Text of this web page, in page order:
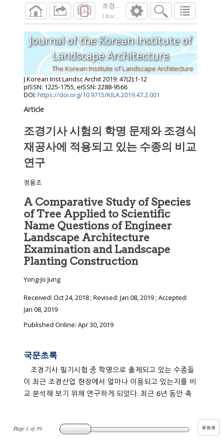
J Korean Inst Landsc Archit 2019; 47
Page 1 of39
Journal of the Korean Institute of
Landscape Architecture
The Korean Institute of Landscape Architecture
J Korean Inst Landsc Archit2019; 47(2):1-12
pISSN: 1225-1755, eISSN: 2288-9566
DOI: https://doi.org/10.9715/KILA.2019.47.2.001
Article
조경기사 시험의 학명 문제와 조경식
재공사에 적용되고 있는 수종의 비교
연구
정용조
A Comparative Study of Species
of Tree Applied to Scientific
Name Questions of Engineer
Landscape Architecture
Examination and Landscape
Planting Construction
Yong-Jo Jung
Received: Oct 24, 2018; Revised: Jan 08, 2019; Accepted:
Jan 08, 2019
Published Online: Apr 30, 2019
국문초록
조경기사 필기시험 중 학명으로 출제되고 있는 수종들
이 최근 조경산업 현장에서 얼마나 이용되고 있는지를 비
교 분석해 보기 위해 연구하게 되었다. 최근 6년 동안 축